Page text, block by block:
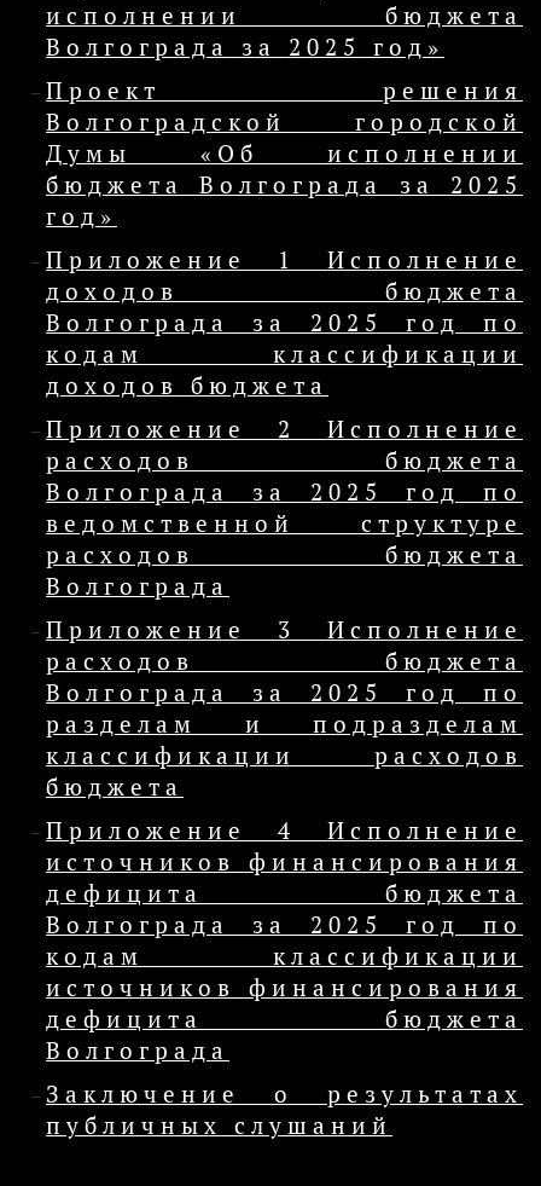
исполнении бюджета
Волгограда за 2025 год»
Проект решения
Волгоградской городской
Думы «Об исполнении
бюджета Волгограда за 2025
год»
Приложение 1 Исполнение
доходов бюджета
Волгограда за 2025 год по
кодам классификации
доходов бюджета
Приложение 2 Исполнение
расходов бюджета
Волгограда за 2025 год по
ведомственной структуре
расходов бюджета
Волгограда
Приложение 3 Исполнение
расходов бюджета
Волгограда за 2025 год по
разделам и подразделам
классификации расходов
бюджета
Приложение 4 Исполнение
источников финансирования
дефицита бюджета
Волгограда за 2025 год по
кодам классификации
источников финансирования
дефицита бюджета
Волгограда
Заключение о результатах
публичных слушаний